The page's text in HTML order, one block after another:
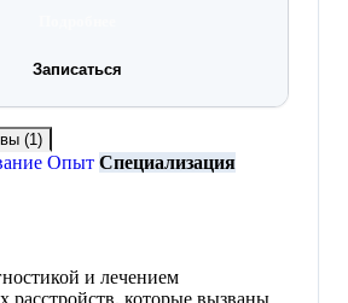
Записаться
(1)
Опыт Специализация
и лечением